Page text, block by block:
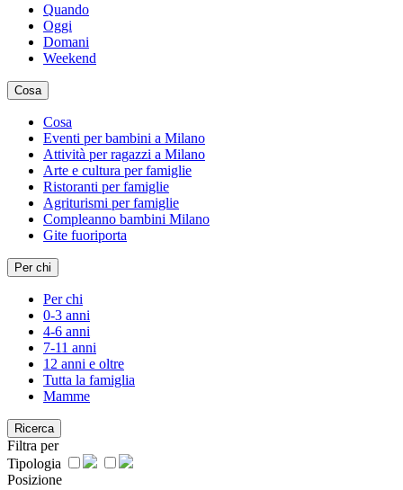
Quando
Oggi
Domani
Weekend
Cosa
Cosa
Eventi per bambini a Milano
Attività per ragazzi a Milano
Arte e cultura per famiglie
Ristoranti per famiglie
Agriturismi per famiglie
Compleanno bambini Milano
Gite fuoriporta
Per chi
Per chi
0-3 anni
4-6 anni
7-11 anni
12 anni e oltre
Tutta la famiglia
Mamme
Ricerca
Filtra per
Tipologia
Posizione